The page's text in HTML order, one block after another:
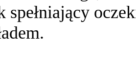
spełniający